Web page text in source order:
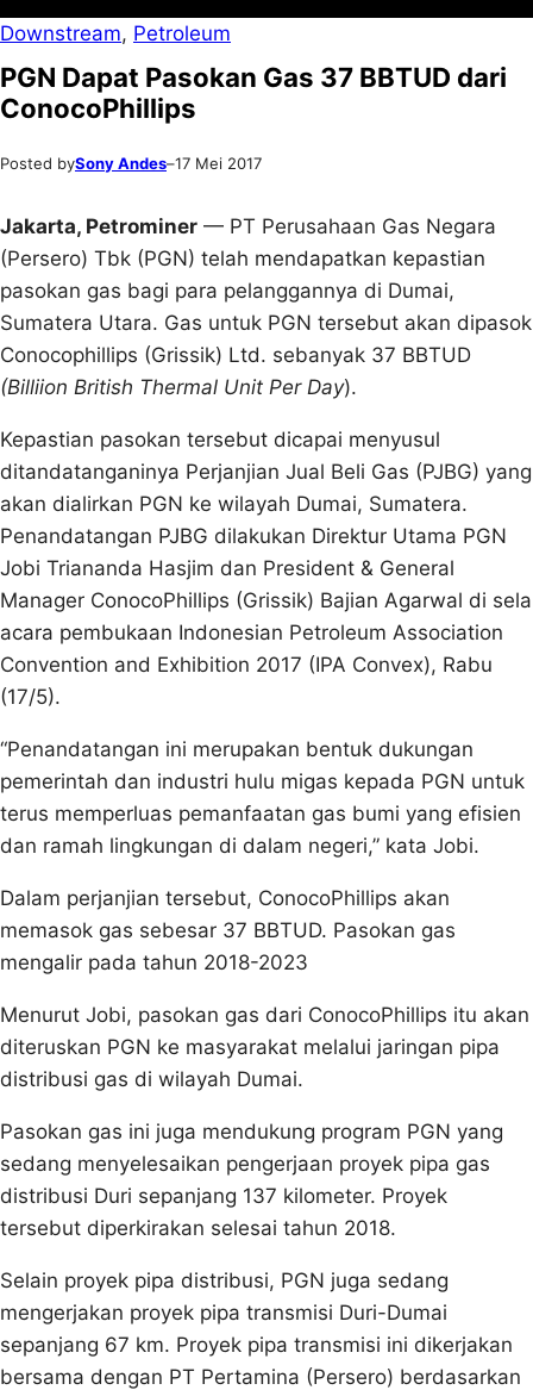
Downstream, Petroleum
PGN Dapat Pasokan Gas 37 BBTUD dari
ConocoPhillips
Posted bySony Andes–17 Mei 2017
Jakarta, Petrominer — PT Perusahaan Gas Negara
(Persero) Tbk (PGN) telah mendapatkan kepastian
pasokan gas bagi para pelanggannya di Dumai,
Sumatera Utara. Gas untuk PGN tersebut akan dipasok
Conocophillips (Grissik) Ltd. sebanyak 37 BBTUD
(Billiion British Thermal Unit Per Day).
Kepastian pasokan tersebut dicapai menyusul
ditandatanganinya Perjanjian Jual Beli Gas (PJBG) yang
akan dialirkan PGN ke wilayah Dumai, Sumatera.
Penandatangan PJBG dilakukan Direktur Utama PGN
Jobi Triananda Hasjim dan President & General
Manager ConocoPhillips (Grissik) Bajian Agarwal di sela
acara pembukaan Indonesian Petroleum Association
Convention and Exhibition 2017 (IPA Convex), Rabu
(17/5).
“Penandatangan ini merupakan bentuk dukungan
pemerintah dan industri hulu migas kepada PGN untuk
terus memperluas pemanfaatan gas bumi yang efisien
dan ramah lingkungan di dalam negeri,” kata Jobi.
Dalam perjanjian tersebut, ConocoPhillips akan
memasok gas sebesar 37 BBTUD. Pasokan gas
mengalir pada tahun 2018-2023
Menurut Jobi, pasokan gas dari ConocoPhillips itu akan
diteruskan PGN ke masyarakat melalui jaringan pipa
distribusi gas di wilayah Dumai.
Pasokan gas ini juga mendukung program PGN yang
sedang menyelesaikan pengerjaan proyek pipa gas
distribusi Duri sepanjang 137 kilometer. Proyek
tersebut diperkirakan selesai tahun 2018.
Selain proyek pipa distribusi, PGN juga sedang
mengerjakan proyek pipa transmisi Duri-Dumai
sepanjang 67 km. Proyek pipa transmisi ini dikerjakan
bersama dengan PT Pertamina (Persero) berdasarkan